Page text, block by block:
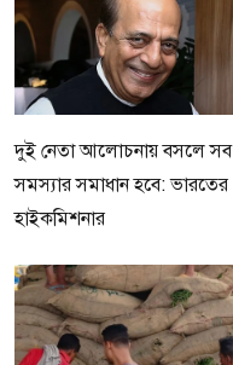
দুই নেতা আলোচনায় বসলে সব
সমস্যার সমাধান হবে: ভারতের
হাইকমিশনার